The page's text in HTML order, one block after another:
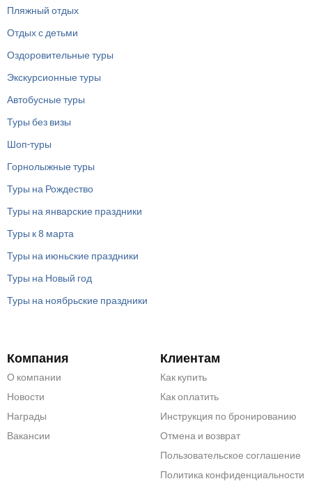
Пляжный отдых
Отдых с детьми
Оздоровительные туры
Экскурсионные туры
Автобусные туры
Туры без визы
Шоп-туры
Горнолыжные туры
Туры на Рождество
Туры на январские праздники
Туры к 8 марта
Туры на июньские праздники
Туры на Новый год
Туры на ноябрьские праздники
Компания
О компании
Новости
Награды
Вакансии
Клиентам
Как купить
Как оплатить
Инструкция по бронированию
Отмена и возврат
Пользовательское соглашение
Политика конфиденциальности